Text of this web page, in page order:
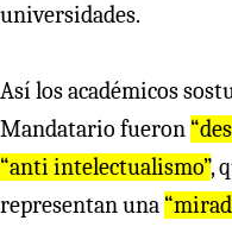
universidades.
Así los académicos
Mandatario fueron
“anti intelectualismo”,
representan una